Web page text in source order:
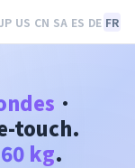
US CN SA ES DE FR
·
touch.
60 kg.